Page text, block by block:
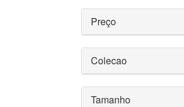
Preço
Colecao
Tamanho